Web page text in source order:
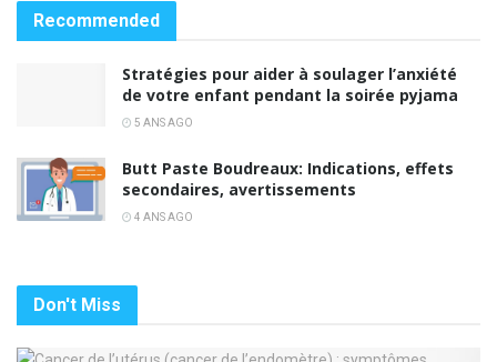
Recommended
Stratégies pour aider à soulager l’anxiété
de votre enfant pendant la soirée pyjama
5 ANS AGO
Butt Paste Boudreaux: Indications, effets
secondaires, avertissements
4 ANS AGO
Don't Miss